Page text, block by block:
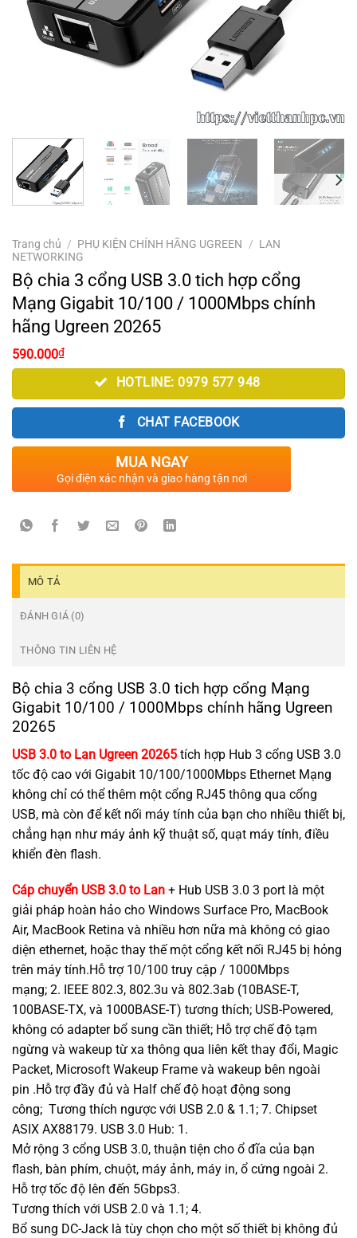
Trang chủ / PHỤ KIỆN CHÍNH HÃNG UGREEN / LAN
NETWORKING
Bộ chia 3 cổng USB 3.0 tich hợp cổng
Mạng Gigabit 10/100 / 1000Mbps chính
hãng Ugreen 20265
590.000₫
HOTLINE: 0979 577 948
CHAT FACEBOOK
MUA NGAY
Gọi điện xác nhận và giao hàng tận nơi
MÔ TẢ
ĐÁNH GIÁ (0)
THÔNG TIN LIÊN HỆ
Bộ chia 3 cổng USB 3.0 tich hợp cổng Mạng
Gigabit 10/100 / 1000Mbps chính hãng Ugreen
20265
USB 3.0 to Lan Ugreen 20265 tích hợp Hub 3 cổng USB 3.0
tốc độ cao với Gigabit 10/100/1000Mbps Ethernet Mạng
không chỉ có thể thêm một cổng RJ45 thông qua cổng
USB, mà còn để kết nối máy tính của bạn cho nhiều thiết bị,
chẳng hạn như máy ảnh kỹ thuật số, quạt máy tính, điều
khiển đèn flash.
Cáp chuyển USB 3.0 to Lan + Hub USB 3.0 3 port là một
giải pháp hoàn hảo cho Windows Surface Pro, MacBook
Air, MacBook Retina và nhiều hơn nữa mà không có giao
diện ethernet, hoặc thay thế một cổng kết nối RJ45 bị hỏng
trên máy tính.Hỗ trợ 10/100 truy cập / 1000Mbps
mạng; 2. IEEE 802.3, 802.3u và 802.3ab (10BASE-T,
100BASE-TX, và 1000BASE-T) tương thích; USB-Powered,
không có adapter bổ sung cần thiết; Hỗ trợ chế độ tạm
ngừng và wakeup từ xa thông qua liên kết thay đổi, Magic
Packet, Microsoft Wakeup Frame và wakeup bên ngoài
pin .Hỗ trợ đầy đủ và Half chế độ hoạt động song
công; Tương thích ngược với USB 2.0 & 1.1; 7. Chipset
ASIX AX88179. USB 3.0 Hub: 1.
Mở rộng 3 cổng USB 3.0, thuận tiện cho ổ đĩa của bạn
flash, bàn phím, chuột, máy ảnh, máy in, ổ cứng ngoài 2.
Hỗ trợ tốc độ lên đến 5Gbps3.
Tương thích với USB 2.0 và 1.1; 4.
Bổ sung DC-Jack là tùy chọn cho một số thiết bị không đủ